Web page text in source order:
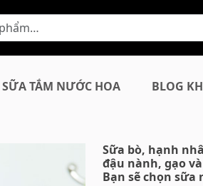
SỮA TẮM NƯỚC HOA BLOG
Sữa bò, hạnh
đậu nành, gạo
Bạn sẽ chọn sữa